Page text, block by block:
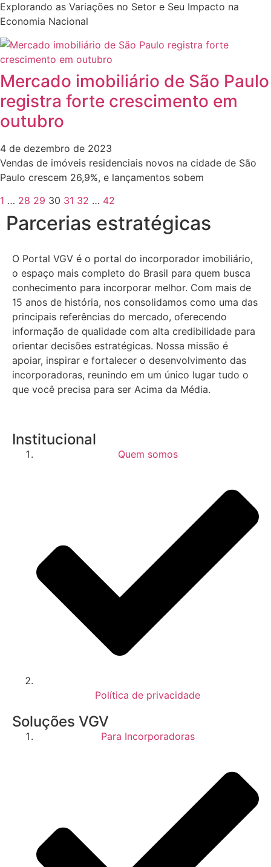
Explorando as Variações no Setor e Seu Impacto na
Economia Nacional
Mercado imobiliário de São Paulo
registra forte crescimento em
outubro
4 de dezembro de 2023
Vendas de imóveis residenciais novos na cidade de São
Paulo crescem 26,9%, e lançamentos sobem
1 … 28 29 30 31 32 … 42
Parcerias estratégicas
O Portal VGV é o portal do incorporador imobiliário,
o espaço mais completo do Brasil para quem busca
conhecimento para incorporar melhor. Com mais de
15 anos de história, nos consolidamos como uma das
principais referências do mercado, oferecendo
informação de qualidade com alta credibilidade para
orientar decisões estratégicas. Nossa missão é
apoiar, inspirar e fortalecer o desenvolvimento das
incorporadoras, reunindo em um único lugar tudo o
que você precisa para ser Acima da Média.
Institucional
Quem somos
Política de privacidade
Soluções VGV
Para Incorporadoras